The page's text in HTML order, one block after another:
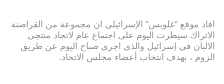
افاد موقع "غلوبس" الإسرائيلي ان مجموعة من القراصنة
الاتراك سيطرت اليوم على اجتماع عام لاتحاد منتجي
الالبان في إسرائيل والذي اجري صباح اليوم عن طريق
الزوم ، بهدف انتخاب أعضاء مجلس الاتحاد.